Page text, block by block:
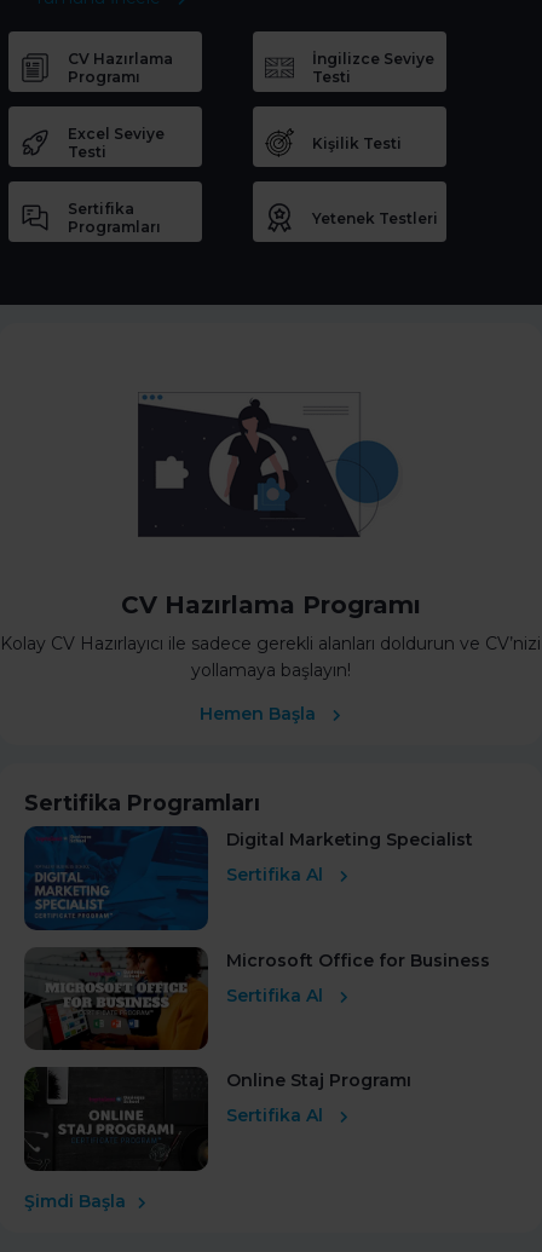
CV Hazırlama
Programı
İngilizce Seviye
Testi
Excel Seviye
Testi
Kişilik Testi
Sertifika
Programları
Yetenek Testleri
CV Hazırlama Programı
Kolay CV Hazırlayıcı ile sadece gerekli alanları doldurun ve CV’nizi
yollamaya başlayın!
Hemen Başla
Sertifika Programları
Digital Marketing Specialist
Sertifika Al
Microsoft Office for Business
Sertifika Al
Online Staj Programı
Sertifika Al
Şimdi Başla